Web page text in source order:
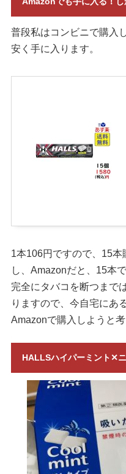
普段私はコンビニで購入
安く手に入ります。
1本106円ですので、15
し、Amazonだと、15本
完全にタバコを断つまで
りますので、今自宅にあ
Amazonで購入しようと考
HALLSハイパーミント✕